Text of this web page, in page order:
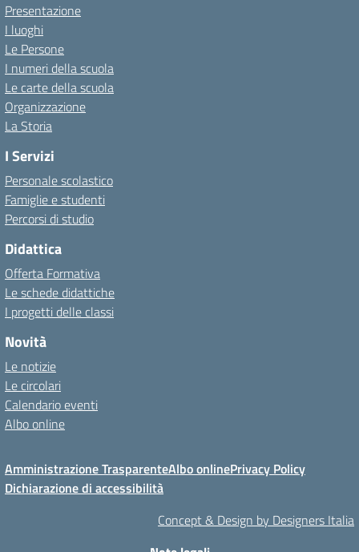
Presentazione
I luoghi
Le Persone
I numeri della scuola
Le carte della scuola
Organizzazione
La Storia
I Servizi
Personale scolastico
Famiglie e studenti
Percorsi di studio
Didattica
Offerta Formativa
Le schede didattiche
I progetti delle classi
Novità
Le notizie
Le circolari
Calendario eventi
Albo online
Amministrazione TrasparenteAlbo onlinePrivacy Policy
Dichiarazione di accessibilità
Concept & Design by Designers Italia